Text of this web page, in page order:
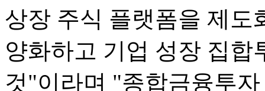
상장 주식 플랫폼을 제도
양화하고 기업 성장 집합
것"이라며 "종합금융투